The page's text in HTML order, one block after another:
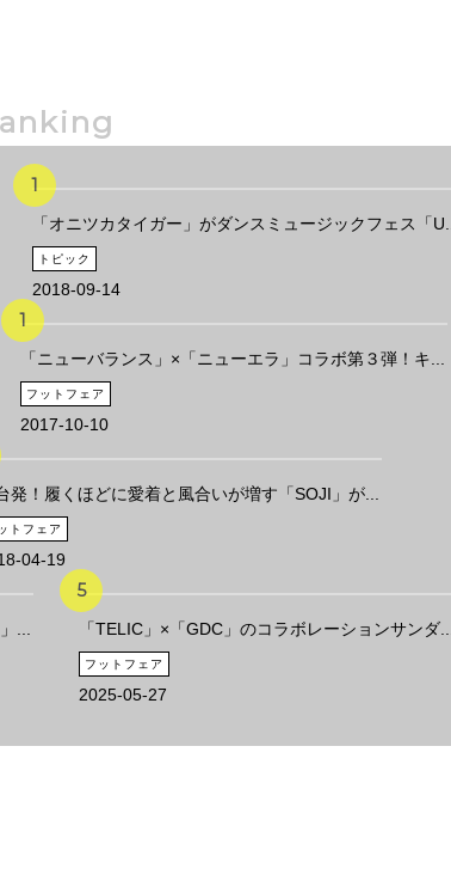
「オニツカタイガー」がダンスミュージックフェス「U...
トピック
2018-09-14
「ニューバランス」×「ニューエラ」コラボ第３弾！キ...
フットフェア
2017-10-10
発！履くほどに愛着と風合いが増す「SOJI」が...
トフェア
04-19
... 「TELIC」×「GDC」のコラボレーションサンダ...
フットフェア
2025-05-27